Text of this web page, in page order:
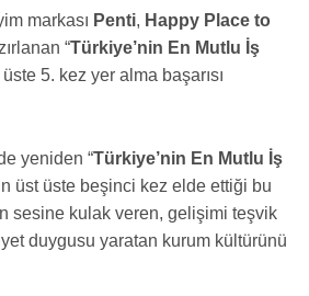
markası Penti, Happy Place to
“Türkiye’nin En Mutlu İş
5. kez yer alma başarısı
yeniden “Türkiye’nin En Mutlu İş
üst üste beşinci kez elde ettiği bu
sesine kulak veren, gelişimi teşvik
duygusu yaratan kurum kültürünü